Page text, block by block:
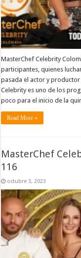
MasterChef Celebrity
participantes, quienes
pasada el actor y
Celebrity es uno de los
poco para el inicio de la
Read More »
MasterChef
116
octubre 3, 2023